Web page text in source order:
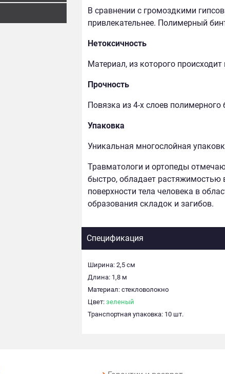
В сравнении с громоздкими
привлекательнее. Полимерный
Нетоксичность
Материал, из которого
Прочность
Повязка из 4-х слоев полимерного
Упаковка
Уникальная многослойная
Травматологи и ортопеды
быстро, обладает растяжимостью
поверхности тела человека в
образования складок и загибов.
Спецификация
Ширина: 2,5 см
Длина: 1,8 м
Материал: стекловолокно
Цвет: зеленый
Транспортная упаковка: 10 шт.